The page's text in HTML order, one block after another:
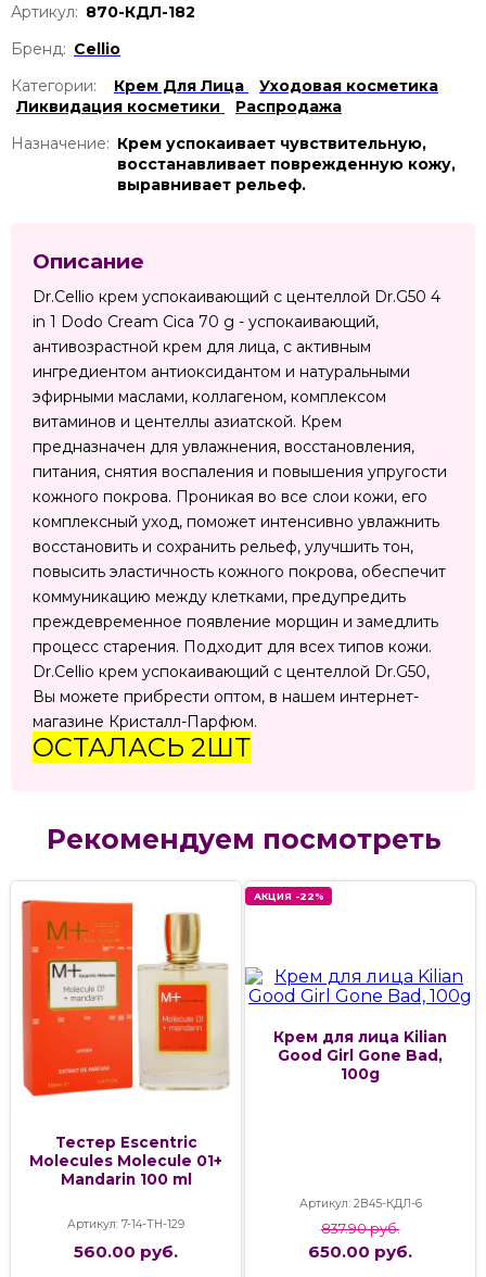
Артикул: 870-КДЛ-182
Бренд: Cellio
Категории:
Крем Для Лица
Уходовая косметика
Ликвидация косметики
Распродажа
Назначение: Крем успокаивает чувствительную,
восстанавливает поврежденную кожу,
выравнивает рельеф.
Описание
Dr.Cellio крем успокаивающий с центеллой Dr.G50 4
in 1 Dodo Cream Cica 70 g - успокаивающий,
антивозрастной крем для лица, с активным
ингредиентом антиоксидантом и натуральными
эфирными маслами, коллагеном, комплексом
витаминов и центеллы азиатской. Крем
предназначен для увлажнения, восстановления,
питания, снятия воспаления и повышения упругости
кожного покрова. Проникая во все слои кожи, его
комплексный уход, поможет интенсивно увлажнить
восстановить и сохранить рельеф, улучшить тон,
повысить эластичность кожного покрова, обеспечит
коммуникацию между клетками, предупредить
преждевременное появление морщин и замедлить
процесс старения. Подходит для всех типов кожи.
Dr.Cellio крем успокаивающий с центеллой Dr.G50,
Вы можете прибрести оптом, в нашем интернет-
магазине Кристалл-Парфюм.
ОСТАЛАСЬ 2ШТ
Рекомендуем посмотреть
Тестер Escentric
Molecules Molecule 01+
Mandarin 100 ml
Артикул: 7-14-ТН-129
560.00 руб.
АКЦИЯ -22%
Крем для лица Kilian
Good Girl Gone Bad,
100g
Артикул: 2В45-КДЛ-6
837.90 руб.
650.00 руб.